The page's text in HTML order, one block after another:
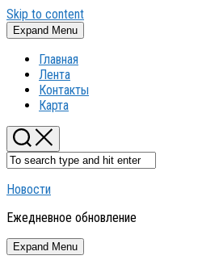
Skip to content
Expand Menu
Главная
Лента
Контакты
Карта
Новости
Ежедневное обновление
Expand Menu